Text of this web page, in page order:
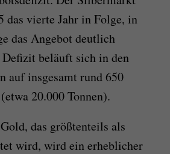
das vierte Jahr in Folge, in
das Angebot deutlich
beläuft sich in den
auf insgesamt rund 650
20.000 Tonnen).
das größtenteils als
wird, wird ein erheblicher